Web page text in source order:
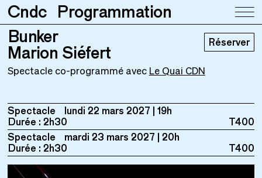
Cndc Programmation
Bunker
Marion Siéfert
Bunker
Marion Siéfert
Réserver
Spectacle co-programmé avec Le Quai CDN
Spectacle lundi 22 mars 2027
19h
Durée : 2h30
T400
Spectacle
mardi 23 mars 2027
20h
Durée : 2h30
T400